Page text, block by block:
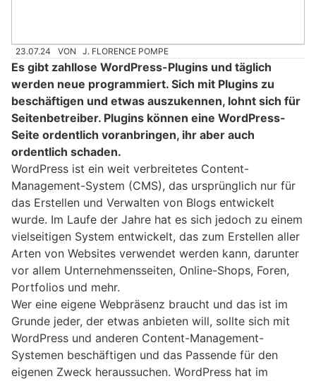
23.07.24 VON J. FLORENCE POMPE
Es gibt zahllose WordPress-Plugins und täglich
werden neue programmiert. Sich mit Plugins zu
beschäftigen und etwas auszukennen, lohnt sich für
Seitenbetreiber. Plugins können eine WordPress-
Seite ordentlich voranbringen, ihr aber auch
ordentlich schaden.
WordPress ist ein weit verbreitetes Content-
Management-System (CMS), das ursprünglich nur für
das Erstellen und Verwalten von Blogs entwickelt
wurde. Im Laufe der Jahre hat es sich jedoch zu einem
vielseitigen System entwickelt, das zum Erstellen aller
Arten von Websites verwendet werden kann, darunter
vor allem Unternehmensseiten, Online-Shops, Foren,
Portfolios und mehr.
Wer eine eigene Webpräsenz braucht und das ist im
Grunde jeder, der etwas anbieten will, sollte sich mit
WordPress und anderen Content-Management-
Systemen beschäftigen und das Passende für den
eigenen Zweck heraussuchen. WordPress hat im